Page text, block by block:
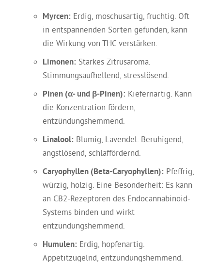
Myrcen: Erdig, moschusartig, fruchtig. Oft
in entspannenden Sorten gefunden, kann
die Wirkung von THC verstärken.
Limonen: Starkes Zitrusaroma.
Stimmungsaufhellend, stresslösend.
Pinen (α- und β-Pinen): Kiefernartig. Kann
die Konzentration fördern,
entzündungshemmend.
Linalool: Blumig, Lavendel. Beruhigend,
angstlösend, schlaffördernd.
Caryophyllen (Beta-Caryophyllen): Pfeffrig,
würzig, holzig. Eine Besonderheit: Es kann
an CB2-Rezeptoren des Endocannabinoid-
Systems binden und wirkt
entzündungshemmend.
Humulen: Erdig, hopfenartig.
Appetitzügelnd, entzündungshemmend.